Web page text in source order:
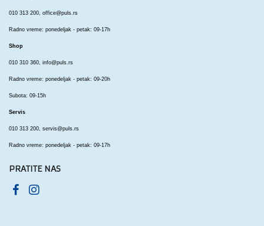
010 313 200, office@puls.rs
Radno vreme: ponedeljak - petak: 09-17h
Shop
010 310 360, info@puls.rs
Radno vreme: ponedeljak - petak: 09-20h
Subota: 09-15h
Servis
010 313 200, servis@puls.rs
Radno vreme: ponedeljak - petak: 09-17h
PRATITE NAS